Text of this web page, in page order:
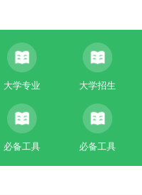
大学专业 大学招生
必备工具 必备工具